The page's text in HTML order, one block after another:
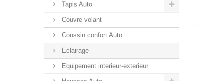
Tapis Auto
Couvre volant
Coussin confort Auto
Eclairage
Equipement interieur-exterieur